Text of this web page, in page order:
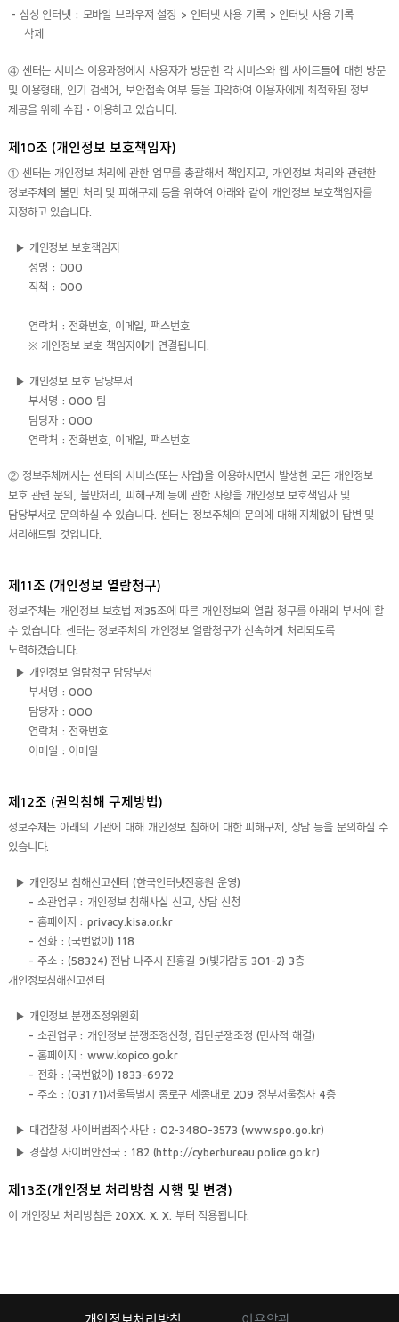
- 삼성 인터넷 : 모바일 브라우저 설정 > 인터넷 사용 기록 > 인터넷 사용 기록
삭제
④ 센터는 서비스 이용과정에서 사용자가 방문한 각 서비스와 웹 사이트들에 대한 방문
및 이용형태, 인기 검색어, 보안접속 여부 등을 파악하여 이용자에게 최적화된 정보
제공을 위해 수집・이용하고 있습니다.
제10조 (개인정보 보호책임자)
① 센터는 개인정보 처리에 관한 업무를 총괄해서 책임지고, 개인정보 처리와 관련한
정보주체의 불만 처리 및 피해구제 등을 위하여 아래와 같이 개인정보 보호책임자를
지정하고 있습니다.
▶ 개인정보 보호책임자
성명 : OOO
직책 : OOO
연락처 : 전화번호, 이메일, 팩스번호
※ 개인정보 보호 책임자에게 연결됩니다.
▶ 개인정보 보호 담당부서
부서명 : OOO 팀
담당자 : OOO
연락처 : 전화번호, 이메일, 팩스번호
② 정보주체께서는 센터의 서비스(또는 사업)을 이용하시면서 발생한 모든 개인정보
보호 관련 문의, 불만처리, 피해구제 등에 관한 사항을 개인정보 보호책임자 및
담당부서로 문의하실 수 있습니다. 센터는 정보주체의 문의에 대해 지체없이 답변 및
처리해드릴 것입니다.
제11조 (개인정보 열람청구)
정보주체는 개인정보 보호법 제35조에 따른 개인정보의 열람 청구를 아래의 부서에 할
수 있습니다. 센터는 정보주체의 개인정보 열람청구가 신속하게 처리되도록
노력하겠습니다.
▶ 개인정보 열람청구 담당부서
부서명 : OOO
담당자 : OOO
연락처 : 전화번호
이메일 : 이메일
제12조 (권익침해 구제방법)
정보주체는 아래의 기관에 대해 개인정보 침해에 대한 피해구제, 상담 등을 문의하실 수
있습니다.
▶ 개인정보 침해신고센터 (한국인터넷진흥원 운영)
- 소관업무 : 개인정보 침해사실 신고, 상담 신청
- 홈페이지 : privacy.kisa.or.kr
- 전화 : (국번없이) 118
- 주소 : (58324) 전남 나주시 진흥길 9(빛가람동 301-2) 3층
개인정보침해신고센터
▶ 개인정보 분쟁조정위원회
- 소관업무 : 개인정보 분쟁조정신청, 집단분쟁조정 (민사적 해결)
- 홈페이지 : www.kopico.go.kr
- 전화 : (국번없이) 1833-6972
- 주소 : (03171)서울특별시 종로구 세종대로 209 정부서울청사 4층
▶ 대검찰청 사이버범죄수사단 : 02-3480-3573 (www.spo.go.kr)
▶ 경찰청 사이버안전국 : 182 (http://cyberbureau.police.go.kr)
제13조(개인정보 처리방침 시행 및 변경)
이 개인정보 처리방침은 20XX. X. X. 부터 적용됩니다.